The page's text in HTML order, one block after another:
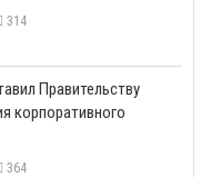
314
Правительству
корпоративного
364